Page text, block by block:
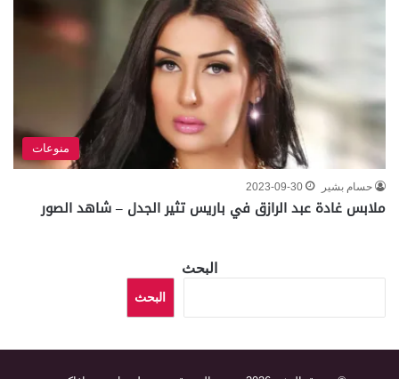
منوعات
حسام بشير 2023-09-30
ملابس غادة عبد الرازق في باريس تثير الجدل – شاهد الصور
البحث
البحث